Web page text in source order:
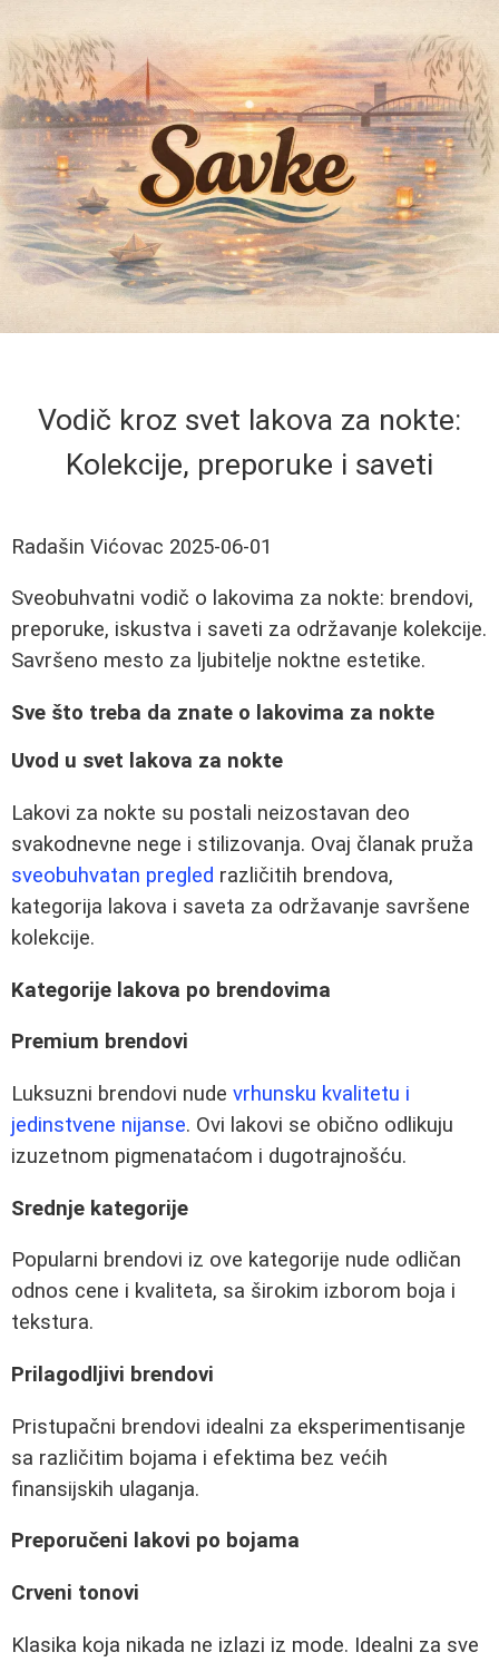
Vodič kroz svet lakova za nokte:
Kolekcije, preporuke i saveti
Radašin Vićovac 2025-06-01
Sveobuhvatni vodič o lakovima za nokte: brendovi,
preporuke, iskustva i saveti za održavanje kolekcije.
Savršeno mesto za ljubitelje noktne estetike.
Sve što treba da znate o lakovima za nokte
Uvod u svet lakova za nokte
Lakovi za nokte su postali neizostavan deo
svakodnevne nege i stilizovanja. Ovaj članak pruža
sveobuhvatan pregled različitih brendova,
kategorija lakova i saveta za održavanje savršene
kolekcije.
Kategorije lakova po brendovima
Premium brendovi
Luksuzni brendovi nude vrhunsku kvalitetu i
jedinstvene nijanse. Ovi lakovi se obično odlikuju
izuzetnom pigmenataćom i dugotrajnošću.
Srednje kategorije
Popularni brendovi iz ove kategorije nude odličan
odnos cene i kvaliteta, sa širokim izborom boja i
tekstura.
Prilagodljivi brendovi
Pristupačni brendovi idealni za eksperimentisanje
sa različitim bojama i efektima bez većih
finansijskih ulaganja.
Preporučeni lakovi po bojama
Crveni tonovi
Klasika koja nikada ne izlazi iz mode. Idealni za sve